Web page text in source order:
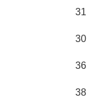
31
30
36
38